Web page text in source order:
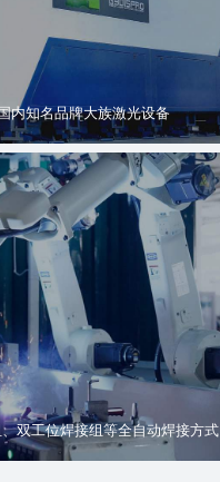
内知名品牌大族激光设备
双工位焊接组等全自动焊接方式